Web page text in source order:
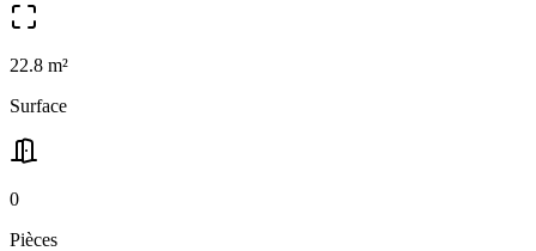
22.8 m²
Surface
0
Pièces